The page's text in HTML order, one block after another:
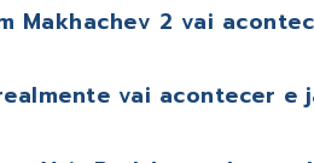
Makhachev 2 vai
vai acontecer e